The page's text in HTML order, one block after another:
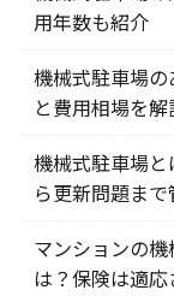
用年数も紹介
機械式駐車場
と費用相場を解
機械式駐車場
ら更新問題ま
マンションの
は？保険は適応